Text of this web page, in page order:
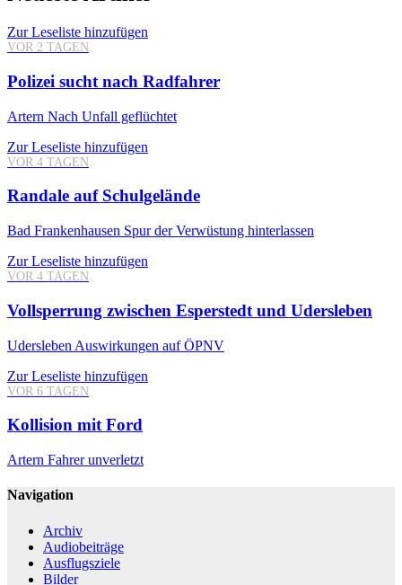
Zur Leseliste hinzufügen
VOR 2 TAGEN
Polizei sucht nach Radfahrer
Artern Nach Unfall geflüchtet
Zur Leseliste hinzufügen
VOR 4 TAGEN
Randale auf Schulgelände
Bad Frankenhausen Spur der Verwüstung hinterlassen
Zur Leseliste hinzufügen
VOR 4 TAGEN
Vollsperrung zwischen Esperstedt und Udersleben
Udersleben Auswirkungen auf ÖPNV
Zur Leseliste hinzufügen
VOR 6 TAGEN
Kollision mit Ford
Artern Fahrer unverletzt
Navigation
Archiv
Audiobeiträge
Ausflugsziele
Bilder